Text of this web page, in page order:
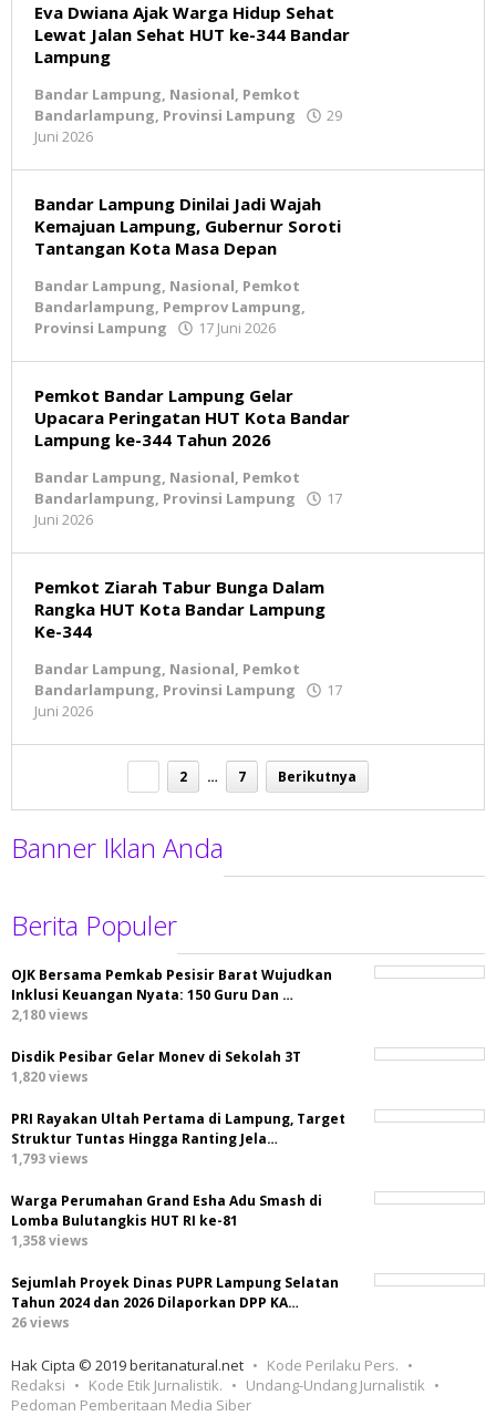
Eva Dwiana Ajak Warga Hidup Sehat
Lewat Jalan Sehat HUT ke-344 Bandar
Lampung
Bandar Lampung, Nasional, Pemkot
Bandarlampung, Provinsi Lampung
29
Juni 2026
Bandar Lampung Dinilai Jadi Wajah
Kemajuan Lampung, Gubernur Soroti
Tantangan Kota Masa Depan
Bandar Lampung, Nasional, Pemkot
Bandarlampung, Pemprov Lampung,
Provinsi Lampung
17 Juni 2026
Pemkot Bandar Lampung Gelar
Upacara Peringatan HUT Kota Bandar
Lampung ke-344 Tahun 2026
Bandar Lampung, Nasional, Pemkot
Bandarlampung, Provinsi Lampung
17
Juni 2026
Pemkot Ziarah Tabur Bunga Dalam
Rangka HUT Kota Bandar Lampung
Ke-344
Bandar Lampung, Nasional, Pemkot
Bandarlampung, Provinsi Lampung
17
Juni 2026
2 … 7 Berikutnya
Banner Iklan Anda
Berita Populer
OJK Bersama Pemkab Pesisir Barat Wujudkan
Inklusi Keuangan Nyata: 150 Guru Dan …
2,180 views
Disdik Pesibar Gelar Monev di Sekolah 3T
1,820 views
PRI Rayakan Ultah Pertama di Lampung, Target
Struktur Tuntas Hingga Ranting Jela…
1,793 views
Warga Perumahan Grand Esha Adu Smash di
Lomba Bulutangkis HUT RI ke-81
1,358 views
Sejumlah Proyek Dinas PUPR Lampung Selatan
Tahun 2024 dan 2026 Dilaporkan DPP KA…
26 views
Hak Cipta © 2019 beritanatural.net
Kode Perilaku Pers.
Redaksi
Kode Etik Jurnalistik.
Undang-Undang Jurnalistik
Pedoman Pemberitaan Media Siber